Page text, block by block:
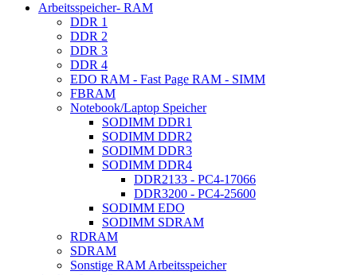
Arbeitsspeicher- RAM
DDR 1
DDR 2
DDR 3
DDR 4
EDO RAM - Fast Page RAM - SIMM
FBRAM
Notebook/Laptop Speicher
SODIMM DDR1
SODIMM DDR2
SODIMM DDR3
SODIMM DDR4
DDR2133 - PC4-17066
DDR3200 - PC4-25600
SODIMM EDO
SODIMM SDRAM
RDRAM
SDRAM
Sonstige RAM Arbeitsspeicher